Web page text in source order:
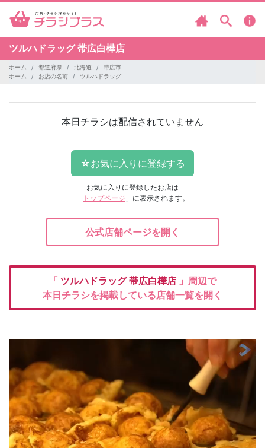
ツルハドラッグ帯広白樺店
ホーム 都道府県 北海道
帯広市
ホーム
お店の名前 ツルハドラッグ
本日チラシは配信されていません
お気に入りに登録したお店は
「 トップページ 」に表示されます。
公式店舗ページを開く
「 ツルハドラッグ帯広白樺店 」周辺で
本日チラシを掲載している店舗一覧を開く